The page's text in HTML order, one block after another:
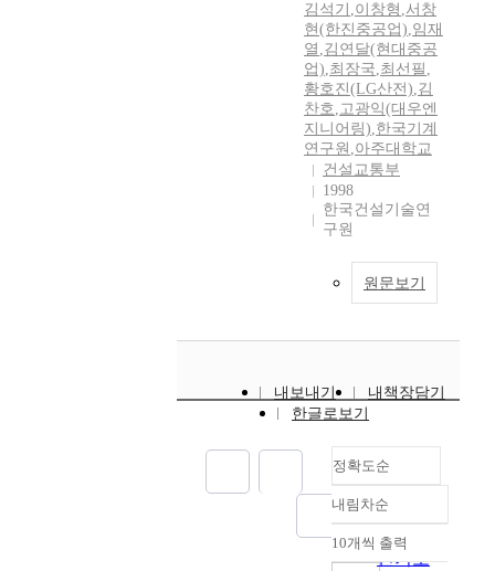
김석기 ,이창형 ,서창
현(한진중공업),임재
열 ,김연달(현대중공
업),최장국,최선필 ,
황호진(LG산전),김
찬호,고광익(대우엔
지니어링),한국기계
연구원 ,아주대학교
건설교통부
1998
한국건설기술연
구원
원문보기
내보내기
내책장담기
한글로보기
정확도순
정확도
순
인기도
내림차순
내림차순
10개씩 출력